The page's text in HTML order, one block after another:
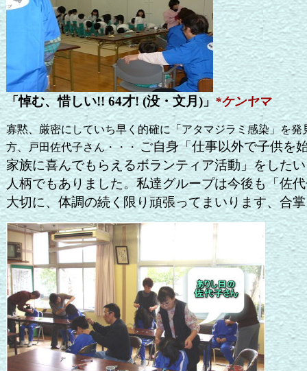
「悼む、惜しい!! 64才! (没・文月)」 *ケンヤマ
寡黙、厳密にしていち早く的確に「アタマジラミ感染」を
方、戸田佐代子さん・・・ご自身「仕事以外で子供を
家族に喜んでもらえるボランティア活動」をした
人柄でもありました。私達グループは今後も「佐
大切に、体調の続く限り頑張ってまいります、合